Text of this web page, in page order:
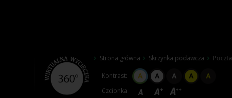
Strona główna Skrzynka podawcza Poczta
Kontrast:
Czcionka: